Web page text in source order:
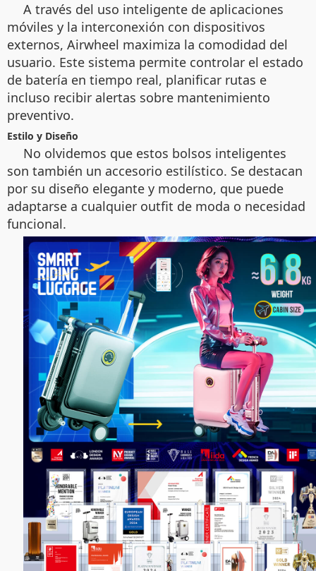
A través del uso inteligente de aplicaciones
móviles y la interconexión con dispositivos
externos, Airwheel maximiza la comodidad del
usuario. Este sistema permite controlar el estado
de batería en tiempo real, planificar rutas e
incluso recibir alertas sobre mantenimiento
preventivo.
Estilo y Diseño
No olvidemos que estos bolsos inteligentes
son también un accesorio estilístico. Se destacan
por su diseño elegante y moderno, que puede
adaptarse a cualquier outfit de moda o necesidad
funcional.